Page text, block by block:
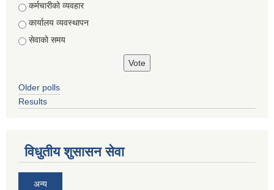
Choices
कर्मचारीको व्यवहार
कार्यालय व्यवस्थापन
सेवाको समय
Older polls
Results
विधुतीय शुसासन सेवा
अन्य